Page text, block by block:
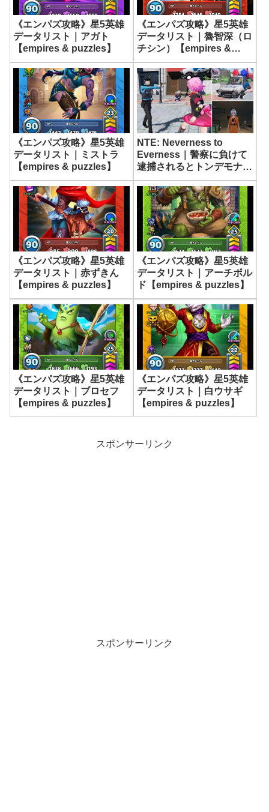
《エンパズ攻略》星5英雄
データリスト｜アガト
【empires & puzzles】
《エンパズ攻略》星5英雄
データリスト｜魯智深（ロ
チシン）【empires &
puzzles】
《エンパズ攻略》星5英雄
データリスト｜ミストラ
【empires & puzzles】
NTE: Neverness to
Everness｜警察に負けて
逮捕されるとトンデモナイ
事が起きる…【ネバエバ】
《エンパズ攻略》星5英雄
データリスト｜赤ずきん
【empires & puzzles】
《エンパズ攻略》星5英雄
データリスト｜アーチボル
ド【empires & puzzles】
《エンパズ攻略》星5英雄
データリスト｜ブロセフ
【empires & puzzles】
《エンパズ攻略》星5英雄
データリスト｜白ウサギ
【empires & puzzles】
スポンサーリンク
スポンサーリンク